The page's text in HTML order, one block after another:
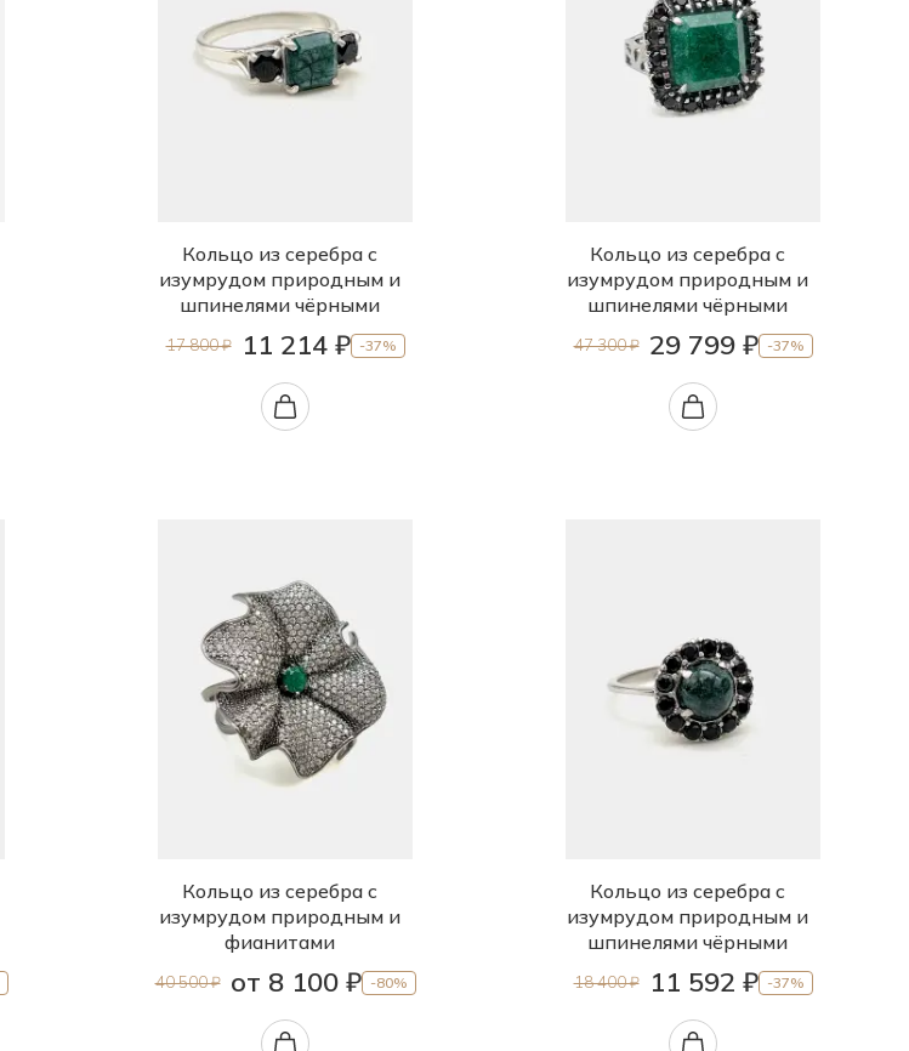
Кольцо из серебра с
изумрудом природным и
шпинелями чёрными
17 800 ₽ 11 214 ₽ -37%
Кольцо из серебра с
изумрудом природным и
шпинелями чёрными
47 300 ₽ 29 799 ₽ -37%
Кольцо из серебра с
изумрудом природным и
фианитами
40 500 ₽ от 8 100 ₽ -80%
Кольцо из серебра с
изумрудом природным и
шпинелями чёрными
18 400 ₽ 11 592 ₽ -37%